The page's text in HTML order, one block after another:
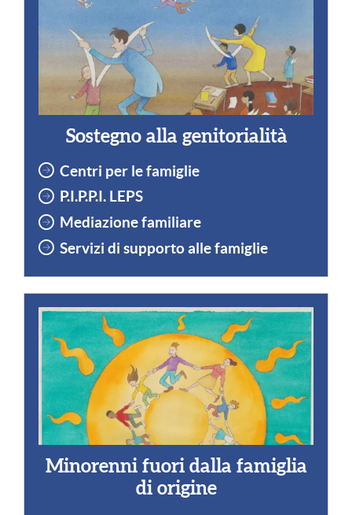
Sostegno alla genitorialità
Centri per le famiglie
P.I.P.P.I. LEPS
Mediazione familiare
Servizi di supporto alle famiglie
Minorenni fuori dalla famiglia
di origine